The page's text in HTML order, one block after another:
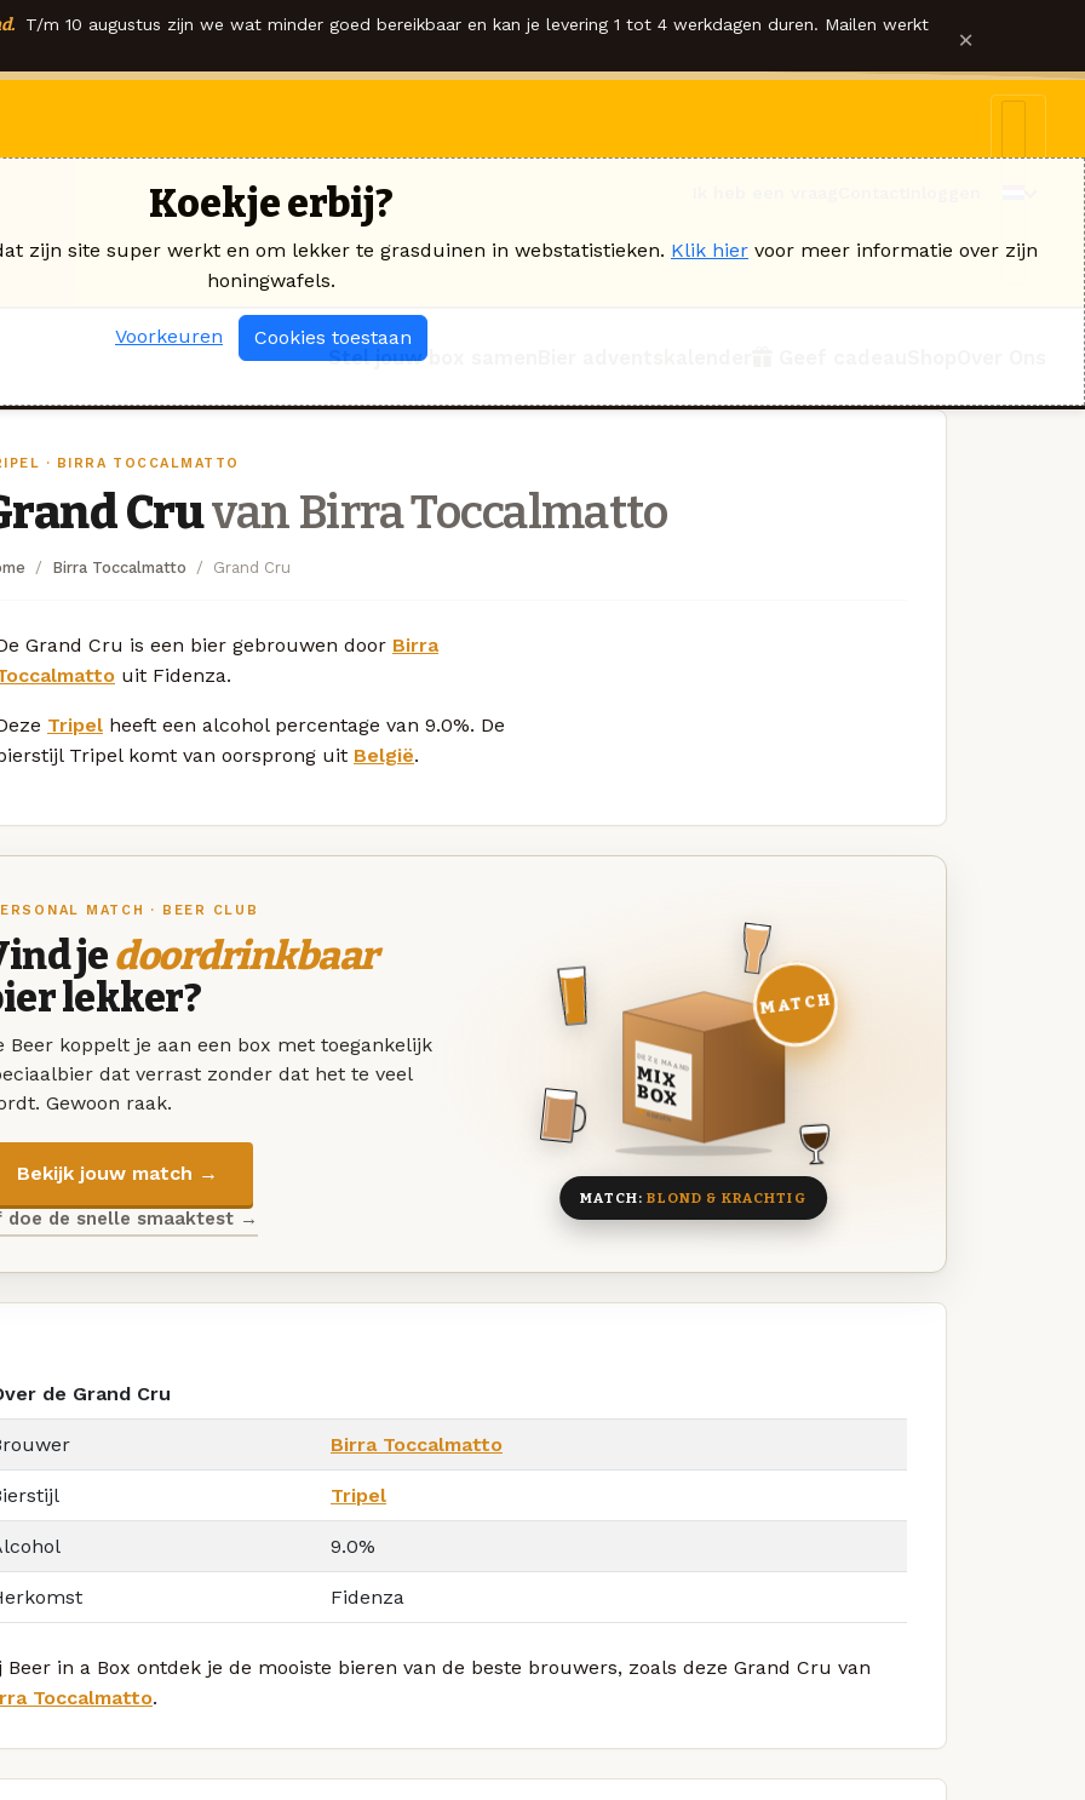
T/m 10 augustus zijn we wat minder goed bereikbaar en kan je levering 1 tot 4 werkdagen duren. Mailen werkt ×
Stel jouw box samen
· BIRRA TOCCALMATTO
Cruvan Birra Toccalmatto
Birra Toccalmatto Grand Cru
Grand Cru is een bier gebrouwen door Birra
uit Fidenza.
Tripel heeft een alcohol percentage van 9.0%. De
Tripel komt van oorsprong uit België.
MATCH · BEER CLUB
jedoordrinkbaar
lekker?
Beer koppelt je aan een box met toegankelijk
dat verrast zonder dat het te veel
Gewoon raak.
Bekijk jouw match →
doe de snelle smaaktest →
DEZE MAAND
MIX
BOX
8 BIEREN
MATCH
MATCH:BLOND & KRACHTIG
de Grand Cru
Birra Toccalmatto
Tripel
9.0%
Fidenza
Beer in a Box ontdek je de mooiste bieren van de beste brouwers, zoals deze Grand Cru van
Toccalmatto.
Koekje erbij?
zijn site super werkt en om lekker te grasduinen in webstatistieken. Klik hier voor meer informatie over zijn
honingwafels.
Voorkeuren Cookies toestaan